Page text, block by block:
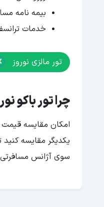
بیمه نامه
خدمات
تور مالزی نوروز
چرا تور باکو
امکان مقایسه قیمت
یکدیگر مقایسه
سوی آژانس مسافرتی